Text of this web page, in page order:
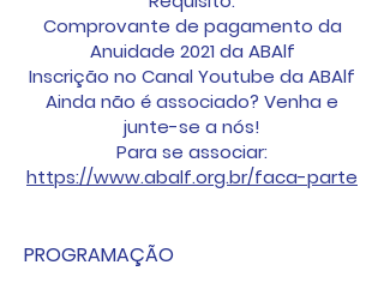
Comprovante de pagamento da
Anuidade 2021 da ABAlf
Inscrição no Canal Youtube da ABAlf
Ainda não é associado? Venha e
junte-se a nós!
Para se associar:
https://www.abalf.org.br/faca-parte
PROGRAMAÇÃO